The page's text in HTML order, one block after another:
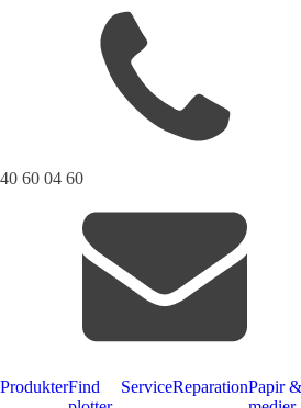
40 60 04 60
ProdukterFind
ServiceReparationPapir &